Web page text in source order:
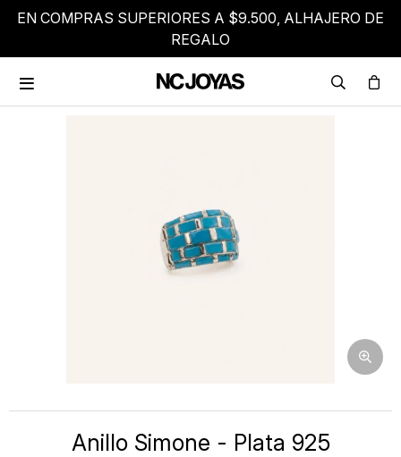
EN COMPRAS SUPERIORES A $9.500, ALHAJERO DE
REGALO

Anillo Simone - Plata 925